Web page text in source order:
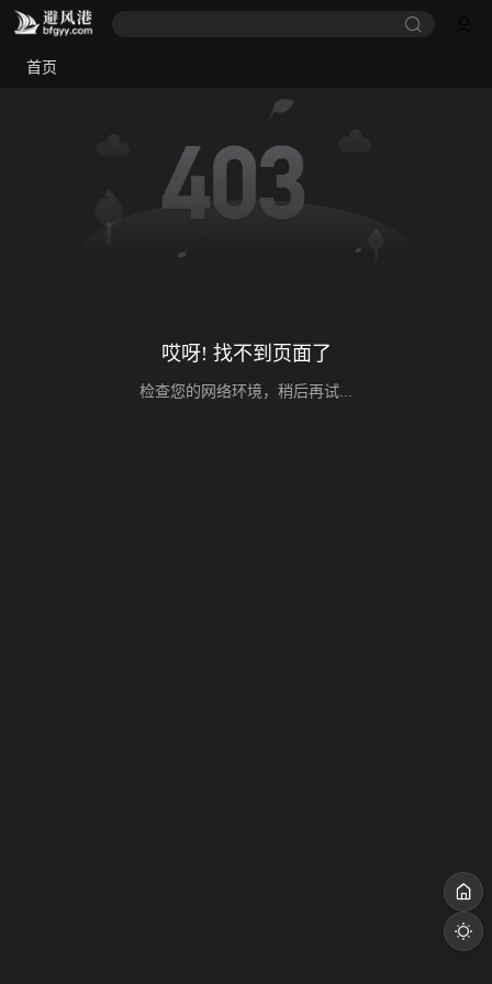
首页
哎呀! 找不到页面了
检查您的网络环境，稍后再试...